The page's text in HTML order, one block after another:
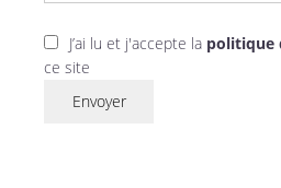
J’ai lu et j'accepte la politique
ce site
Envoyer